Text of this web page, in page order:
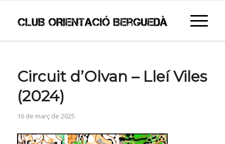
Circuit d’Olvan – Lleí Viles
(2024)
16 de març de 2025